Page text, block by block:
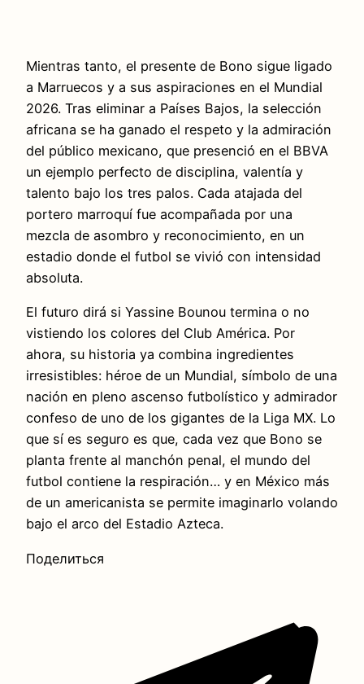
Mientras tanto, el presente de Bono sigue ligado
a Marruecos y a sus aspiraciones en el Mundial
2026. Tras eliminar a Países Bajos, la selección
africana se ha ganado el respeto y la admiración
del público mexicano, que presenció en el BBVA
un ejemplo perfecto de disciplina, valentía y
talento bajo los tres palos. Cada atajada del
portero marroquí fue acompañada por una
mezcla de asombro y reconocimiento, en un
estadio donde el futbol se vivió con intensidad
absoluta.
El futuro dirá si Yassine Bounou termina o no
vistiendo los colores del Club América. Por
ahora, su historia ya combina ingredientes
irresistibles: héroe de un Mundial, símbolo de una
nación en pleno ascenso futbolístico y admirador
confeso de uno de los gigantes de la Liga MX. Lo
que sí es seguro es que, cada vez que Bono se
planta frente al manchón penal, el mundo del
futbol contiene la respiración… y en México más
de un americanista se permite imaginarlo volando
bajo el arco del Estadio Azteca.
Поделиться